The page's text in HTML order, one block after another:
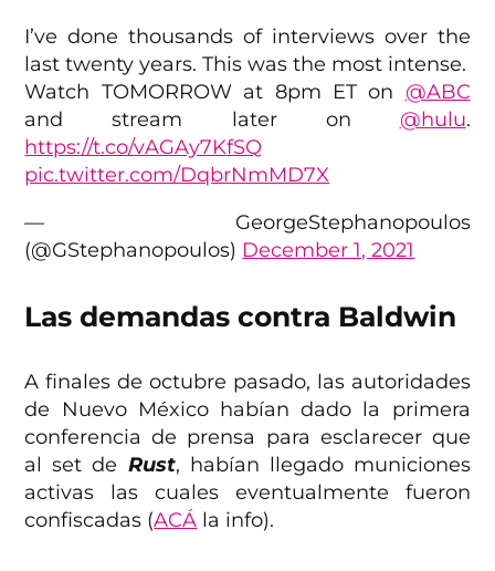
I’ve done thousands of interviews over the
last twenty years. This was the most intense.
Watch TOMORROW at 8pm ET on @ABC
and stream later on @hulu.
https://t.co/vAGAy7KfSQ
pic.twitter.com/DqbrNmMD7X
— GeorgeStephanopoulos
(@GStephanopoulos) December 1, 2021
Las demandas contra Baldwin
A finales de octubre pasado, las autoridades
de Nuevo México habían dado la primera
conferencia de prensa para esclarecer que
al set de Rust, habían llegado municiones
activas las cuales eventualmente fueron
confiscadas (ACÁ la info).